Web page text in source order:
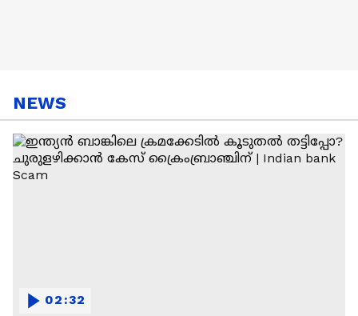
NEWS
02:32